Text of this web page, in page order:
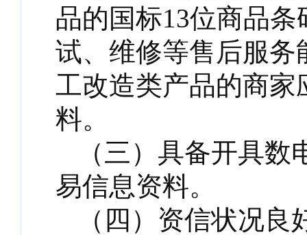
品的国标13位商品
试、维修等售后服
工改造类产品的商
料。
（三）具备开具
易信息资料。
（四）资信状况